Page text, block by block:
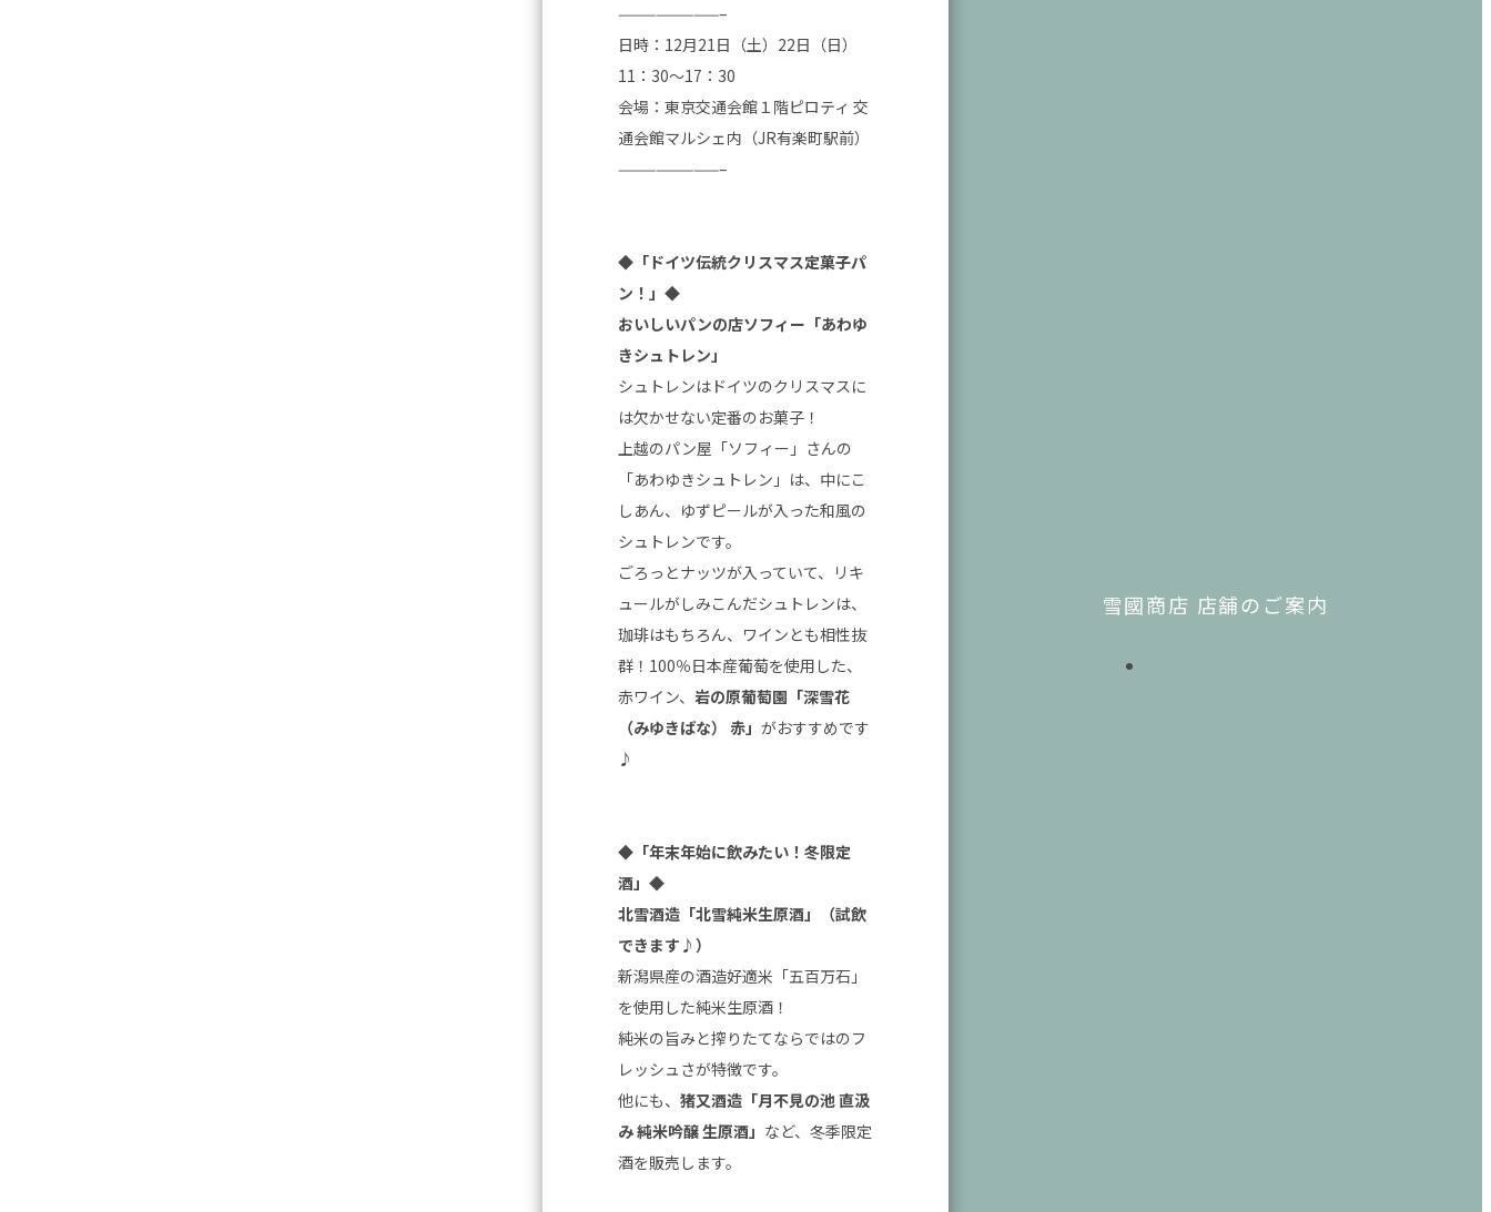
————————–
日時：12月21日（土）22日（日）
11：30～17：30
会場：東京交通会館１階ピロティ 交
通会館マルシェ内（JR有楽町駅前）
————————–
◆「ドイツ伝統クリスマス定菓子パ
ン！」◆
おいしいパンの店ソフィー「あわゆ
きシュトレン」
シュトレンはドイツのクリスマスに
は欠かせない定番のお菓子！
上越のパン屋「ソフィー」さんの
「あわゆきシュトレン」は、中にこ
しあん、ゆずピールが入った和風の
シュトレンです。
ごろっとナッツが入っていて、リキ
ュールがしみこんだシュトレンは、
珈琲はもちろん、ワインとも相性抜
群！100％日本産葡萄を使用した、
赤ワイン、 岩の原葡萄園「深雪花
（みゆきばな） 赤」 がおすすめです
♪
◆「年末年始に飲みたい！冬限定
酒」◆
北雪酒造「北雪純米生原酒」（試飲
できます♪）
新潟県産の酒造好適米「五百万石」
を使用した純米生原酒！
純米の旨みと搾りたてならではのフ
レッシュさが特徴です。
他にも、 猪又酒造「月不見の池 直汲
み 純米吟醸 生原酒」 など、冬季限定
酒を販売します。
雪國商店 店舗のご案内